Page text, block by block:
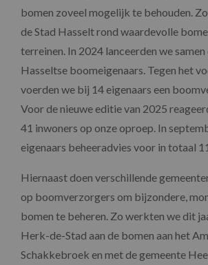
bomen zoveel mogelijk te behouden.
de Stad Hasselt rond waardevolle
terreinen. In 2024 lanceerden we
Hasseltse boomeigenaars. Tegen het
voerden we bij 14 eigenaars een
Voor de nieuwe editie van 2025
41 inwoners op onze oproep. In
eigenaars beheeradvies voor in totaal
Hiernaast doen verschillende
op boomverzorgers om bijzondere,
bomen te beheren. Zo werkten we dit
Herk-de-Stad aan de bomen aan het
Schakkebroek en met de gemeente